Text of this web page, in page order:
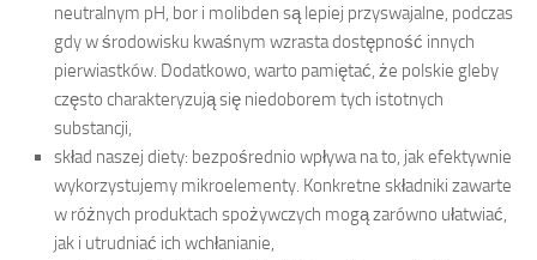
neutralnym pH, bor i molibden są lepiej przyswajalne, podczas
gdy w środowisku kwaśnym wzrasta dostępność innych
pierwiastków. Dodatkowo, warto pamiętać, że polskie gleby
często charakteryzują się niedoborem tych istotnych
substancji,
skład naszej diety: bezpośrednio wpływa na to, jak efektywnie
wykorzystujemy mikroelementy. Konkretne składniki zawarte
w różnych produktach spożywczych mogą zarówno ułatwiać,
jak i utrudniać ich wchłanianie,